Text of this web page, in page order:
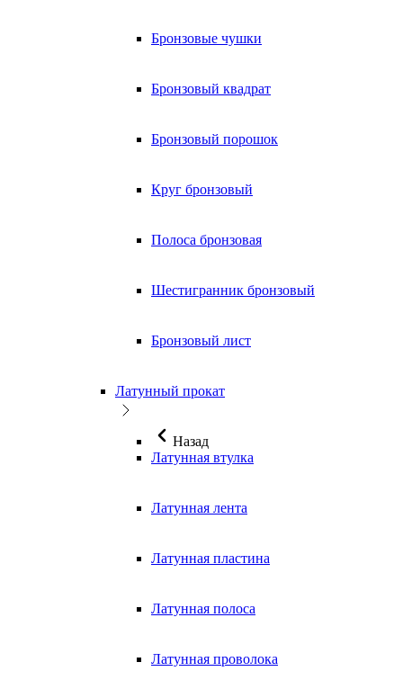
Бронзовые чушки
Бронзовый квадрат
Бронзовый порошок
Круг бронзовый
Полоса бронзовая
Шестигранник бронзовый
Бронзовый лист
Латунный прокат
Назад
Латунная втулка
Латунная лента
Латунная пластина
Латунная полоса
Латунная проволока